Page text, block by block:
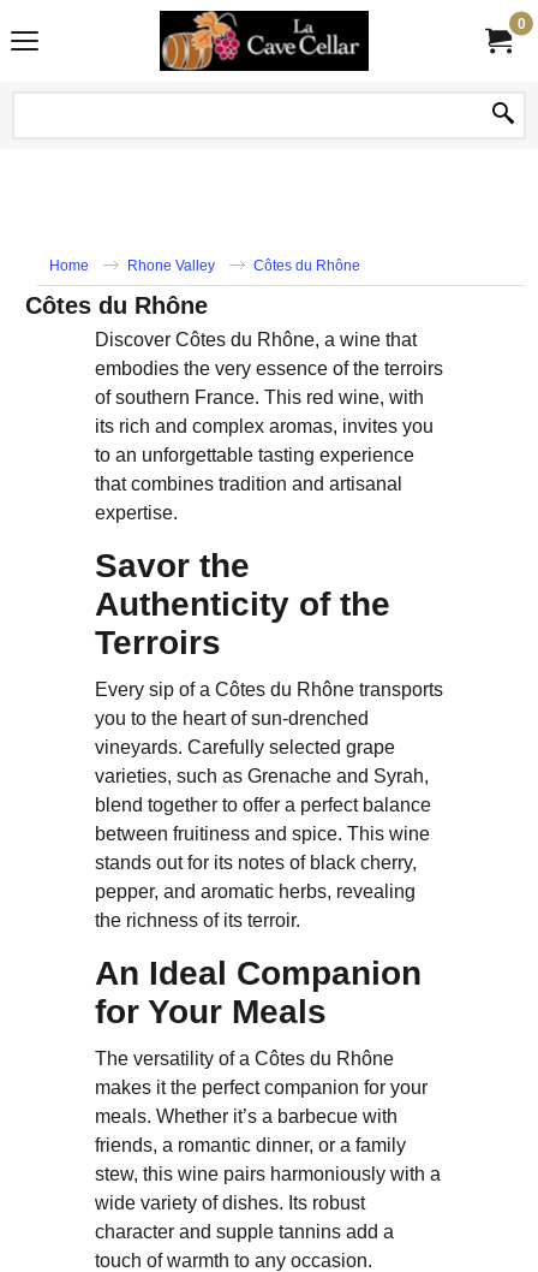
0
Home Rhone Valley Côtes du Rhône
Côtes du Rhône
Discover Côtes du Rhône, a wine that
embodies the very essence of the terroirs
of southern France. This red wine, with
its rich and complex aromas, invites you
to an unforgettable tasting experience
that combines tradition and artisanal
expertise.
Savor the
Authenticity of the
Terroirs
Every sip of a Côtes du Rhône transports
you to the heart of sun-drenched
vineyards. Carefully selected grape
varieties, such as Grenache and Syrah,
blend together to offer a perfect balance
between fruitiness and spice. This wine
stands out for its notes of black cherry,
pepper, and aromatic herbs, revealing
the richness of its terroir.
An Ideal Companion
for Your Meals
The versatility of a Côtes du Rhône
makes it the perfect companion for your
meals. Whether it’s a barbecue with
friends, a romantic dinner, or a family
stew, this wine pairs harmoniously with a
wide variety of dishes. Its robust
character and supple tannins add a
touch of warmth to any occasion.